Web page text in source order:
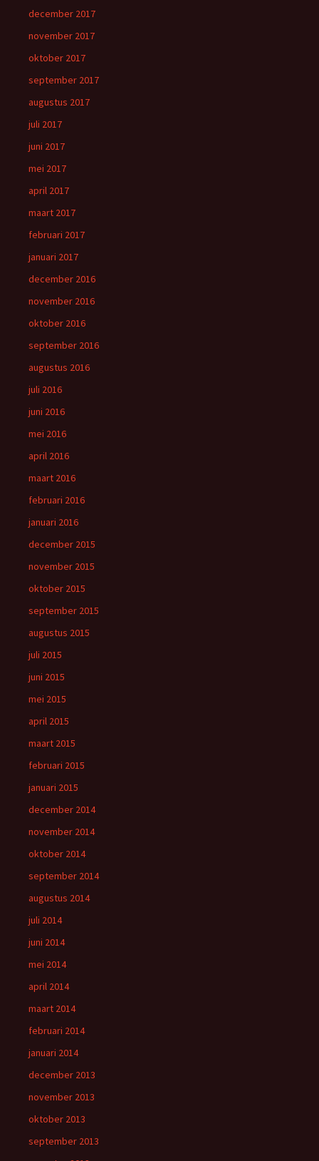
december 2017
november 2017
oktober 2017
september 2017
augustus 2017
juli 2017
juni 2017
mei 2017
april 2017
maart 2017
februari 2017
januari 2017
december 2016
november 2016
oktober 2016
september 2016
augustus 2016
juli 2016
juni 2016
mei 2016
april 2016
maart 2016
februari 2016
januari 2016
december 2015
november 2015
oktober 2015
september 2015
augustus 2015
juli 2015
juni 2015
mei 2015
april 2015
maart 2015
februari 2015
januari 2015
december 2014
november 2014
oktober 2014
september 2014
augustus 2014
juli 2014
juni 2014
mei 2014
april 2014
maart 2014
februari 2014
januari 2014
december 2013
november 2013
oktober 2013
september 2013